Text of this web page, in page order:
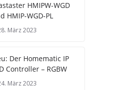
HMIPW-WGD
HMIP-WGD-PL
März 2023
Der Homematic IP
Controller – RGBW
März 2023